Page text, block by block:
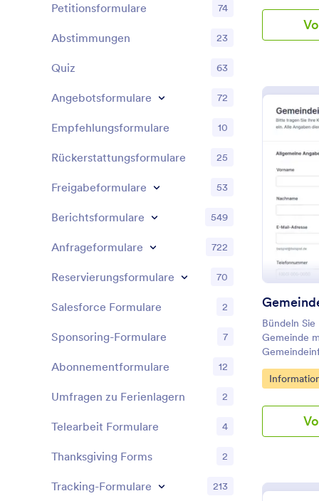
Bündeln
Gemeinde
Jotform
Angeboten
Go to
Petitionsformulare 74
Abstimmungen 23
Quiz 63
Angebotsformulare 72
Empfehlungsformulare 10
Rückerstattungsformulare 25
Freigabeformulare 53
Berichtsformulare 549
Anfrageformulare 722
Reservierungsformulare 70
Salesforce Formulare 2
Sponsoring-Formulare 7
Abonnementformulare 12
Umfragen zu Ferienlagern 2
Telearbeit Formulare 4
Thanksgiving Forms 2
Tracking-Formulare 213